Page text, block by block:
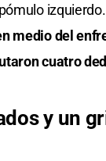
izquierdo.
medio del
cuatro
y un